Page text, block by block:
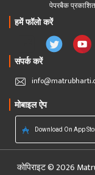
पेपरबैक
हमें फॉलो करें
संपर्क करें
मोबाइल ऐप
Download On App
कोपिराइट © 2026